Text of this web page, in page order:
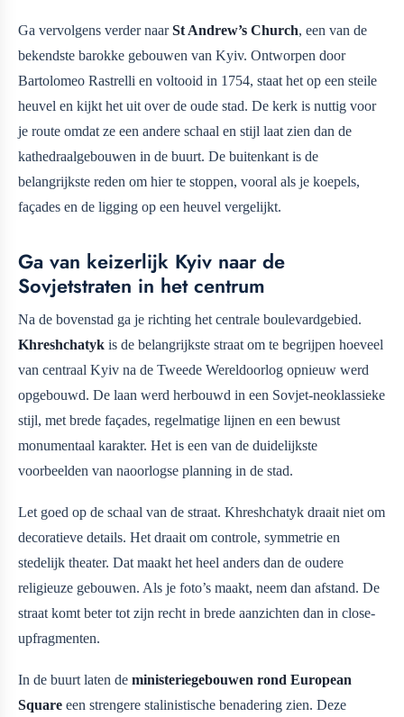
Ga vervolgens verder naarSt Andrew’s Church, een van de
bekendste barokke gebouwen van Kyiv. Ontworpen door
Bartolomeo Rastrelli en voltooid in 1754, staat het op een steile
heuvel en kijkt het uit over de oude stad. De kerk is nuttig voor
je route omdat ze een andere schaal en stijl laat zien dan de
kathedraalgebouwen in de buurt. De buitenkant is de
belangrijkste reden om hier te stoppen, vooral als je koepels,
façades en de ligging op een heuvel vergelijkt.
Ga van keizerlijk Kyiv naar de
Sovjetstraten in het centrum
Na de bovenstad ga je richting het centrale boulevardgebied.
Khreshchatyk is de belangrijkste straat om te begrijpen hoeveel
van centraal Kyiv na de Tweede Wereldoorlog opnieuw werd
opgebouwd. De laan werd herbouwd in een Sovjet-neoklassieke
stijl, met brede façades, regelmatige lijnen en een bewust
monumentaal karakter. Het is een van de duidelijkste
voorbeelden van naoorlogse planning in de stad.
Let goed op de schaal van de straat. Khreshchatyk draait niet om
decoratieve details. Het draait om controle, symmetrie en
stedelijk theater. Dat maakt het heel anders dan de oudere
religieuze gebouwen. Als je foto’s maakt, neem dan afstand. De
straat komt beter tot zijn recht in brede aanzichten dan in close-
upfragmenten.
In de buurt laten de ministeriegebouwen rond European
Square een strengere stalinistische benadering zien. Deze